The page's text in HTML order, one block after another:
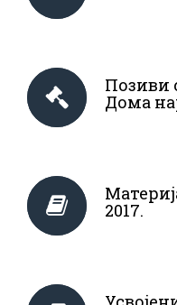
Позиви
Дома
2017.